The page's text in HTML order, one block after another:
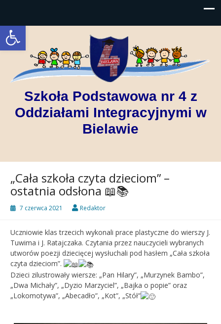
Open toolbar
Szkoła Podstawowa nr 4 z
Oddziałami Integracyjnymi w
Bielawie
„Cała szkoła czyta dzieciom” –
ostatnia odsłona 📖📚
7 czerwca 2021 Redaktor
Uczniowie klas trzecich wykonali prace plastyczne do wierszy J.
Tuwima i J. Ratajczaka. Czytania przez nauczycieli wybranych
utworów poezji dziecięcej wysłuchali pod hasłem „Cała szkoła
czyta dzieciom”.
Dzieci zilustrowały wiersze: „Pan Hilary”, „Murzynek Bambo”,
„Dwa Michały”, „Dyzio Marzyciel”, „Bajka o popie” oraz
„Lokomotywa”, „Abecadło”, „Kot”, „Stół”